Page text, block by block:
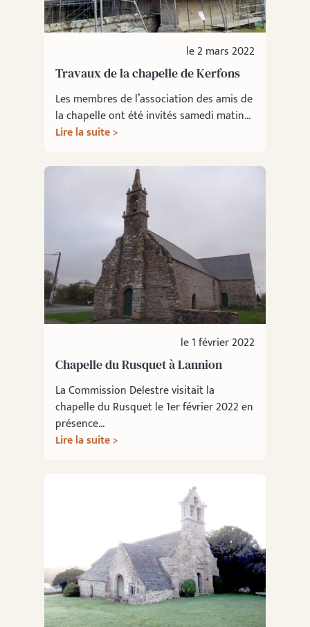
le 2 mars 2022
Travaux de la chapelle de Kerfons
Les membres de l’association des amis de
la chapelle ont été invités samedi matin...
Lire la suite >
le 1 février 2022
Chapelle du Rusquet à Lannion
La Commission Delestre visitait la
chapelle du Rusquet le 1er février 2022 en
présence...
Lire la suite >